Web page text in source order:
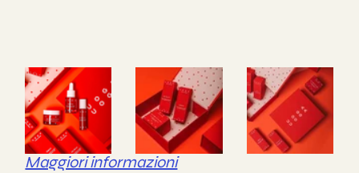
Maggiori informazioni